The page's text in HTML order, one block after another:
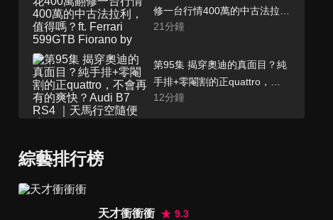
修一台行情400萬的中古法拉
利，值得嗎？ft. Ferrari
Premium l Car Guys Special
21分鐘
第95集 揭穿奧迪的真面目？純
手排+零閹割的正quattro，不
會再有的爽快？Audi B7 RS4
12分鐘
第97集 不演了？！背著老爸偷
綜藝排行榜
天才衝衝衝
9.3